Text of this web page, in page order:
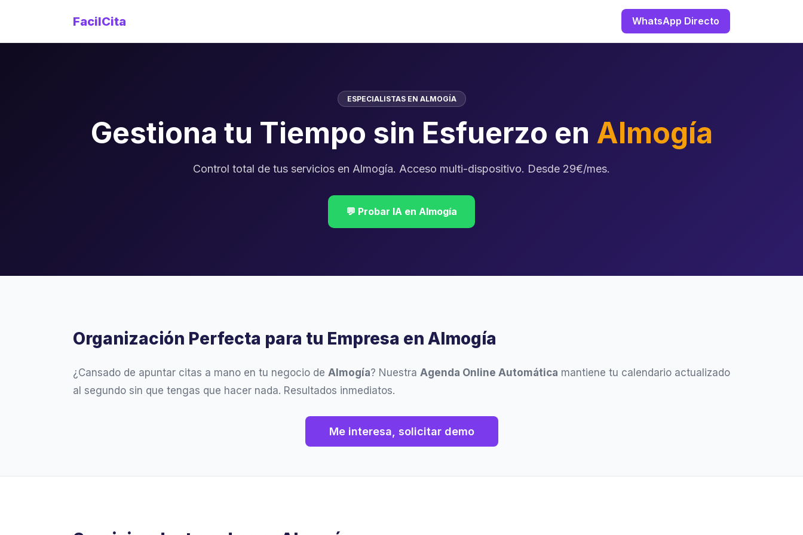
FacilCita WhatsApp Directo
ESPECIALISTAS EN ALMOGÍA
Gestiona tu Tiempo sin Esfuerzo en Almogía
Control total de tus servicios en Almogía. Acceso multi-dispositivo. Desde 29€/mes.
💬 Probar IA en Almogía
Organización Perfecta para tu Empresa en Almogía
¿Cansado de apuntar citas a mano en tu negocio de Almogía? Nuestra Agenda Online Automática mantiene tu calendario actualizado
al segundo sin que tengas que hacer nada. Resultados inmediatos.
Me interesa, solicitar demo